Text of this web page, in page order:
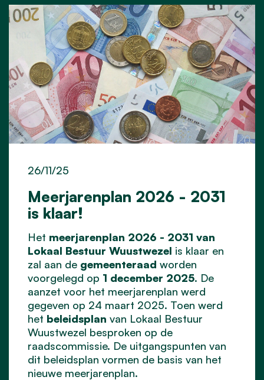
Meerjarenplan 2026 - 2031
is klaar!
26/11/25
Het meerjarenplan 2026 - 2031 van
Lokaal Bestuur Wuustwezel is klaar en
zal aan de gemeenteraad worden
voorgelegd op 1 december 2025. De
aanzet voor het meerjarenplan werd
gegeven op 24 maart 2025. Toen werd
het beleidsplan van Lokaal Bestuur
Wuustwezel besproken op de
raadscommissie. De uitgangspunten van
dit beleidsplan vormen de basis van het
nieuwe meerjarenplan.